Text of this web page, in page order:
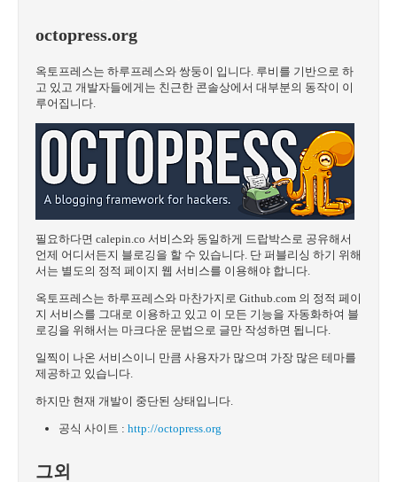
octopress.org
옥토프레스는 하루프레스와 쌍둥이 입니다. 루비를 기반으로 하
고 있고 개발자들에게는 친근한 콘솔상에서 대부분의 동작이 이
루어집니다.
필요하다면 calepin.co 서비스와 동일하게 드랍박스로 공유해서
언제 어디서든지 블로깅을 할 수 있습니다. 단 퍼블리싱 하기 위해
서는 별도의 정적 페이지 웹 서비스를 이용해야 합니다.
옥토프레스는 하루프레스와 마찬가지로 Github.com 의 정적 페이
지 서비스를 그대로 이용하고 있고 이 모든 기능을 자동화하여 블
로깅을 위해서는 마크다운 문법으로 글만 작성하면 됩니다.
일찍이 나온 서비스이니 만큼 사용자가 많으며 가장 많은 테마를
제공하고 있습니다.
하지만 현재 개발이 중단된 상태입니다.
공식 사이트 : http://octopress.org
그외